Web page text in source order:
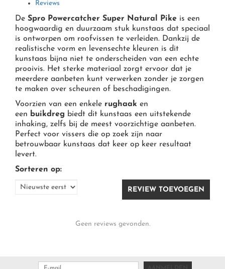
MOLENS
HENGELS
HENGELS
OPBERGEN, TASSEN, BOXEN, FOUDRALEN
(ONDER) LIJNEN, GEVLOCHTEN DRAAD, BRAID
HENGELSTEUNEN EN ACCESSOIRES
HENGELS
WARMTEKLEDING
REGENKLEDING
HANDSCHOENEN EN WANTEN
CAPS/ VISPETTEN & MUTSEN
Reviews
De Spro Powercatcher Super Natural Pike is een
hoogwaardig en duurzaam stuk kunstaas dat speciaal
is ontworpen om roofvissen te verleiden. Dankzij de
realistische vorm en levensechte kleuren is dit
kunstaas bijna niet te onderscheiden van een echte
prooivis. Het sterke materiaal zorgt ervoor dat je
meerdere aanbeten kunt verwerken zonder je zorgen
te maken over scheuren of beschadigingen.
Voorzien van een enkele rughaak en
een buikdreg biedt dit kunstaas een uitstekende
inhaking, zelfs bij de meest voorzichtige aanbeten.
Perfect voor vissers die op zoek zijn naar
betrouwbaar kunstaas dat keer op keer resultaat
levert.
Sorteren op:
REVIEW TOEVOEGEN
Geen reviews gevonden.